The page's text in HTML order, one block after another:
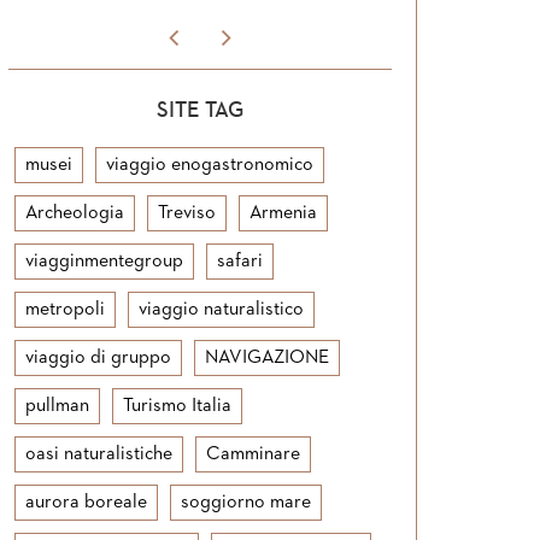
SITE TAG
musei viaggio enogastronomico
Archeologia Treviso Armenia
viagginmentegroup safari
metropoli viaggio naturalistico
viaggio di gruppo NAVIGAZIONE
pullman Turismo Italia
oasi naturalistiche Camminare
aurora boreale soggiorno mare